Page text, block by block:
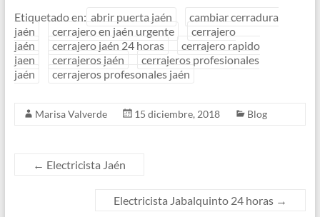
Etiquetado en: abrir puerta jaén
cambiar cerradura
jaén
cerrajero en jaén urgente
cerrajero
jaén
cerrajero jaén 24 horas
cerrajero rapido
jaen
cerrajeros jaén
cerrajeros profesionales
jaén
cerrajeros profesonales jaén
Marisa Valverde 15 diciembre, 2018 Blog
← Electricista Jaén
Electricista Jabalquinto 24 horas →